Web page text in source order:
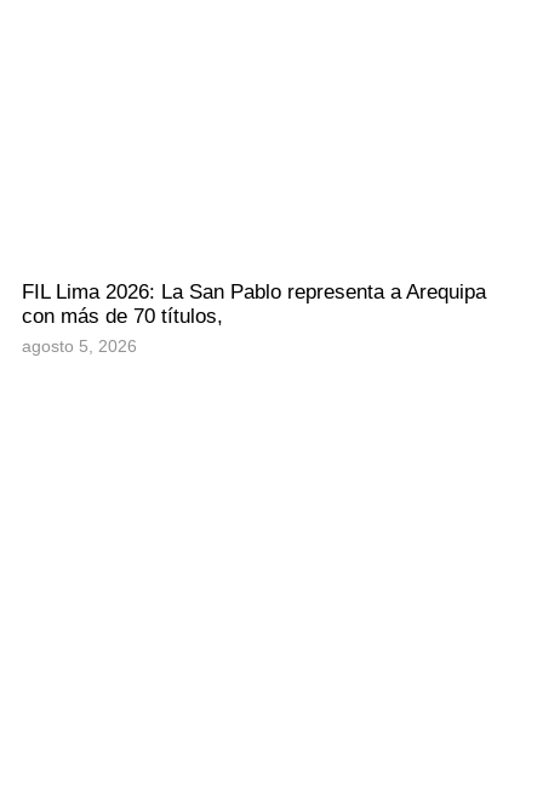
FIL Lima 2026: La San Pablo representa a Arequipa
con más de 70 títulos,
agosto 5, 2026